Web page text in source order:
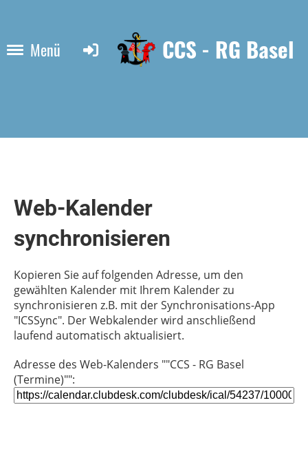
Menü CCS - RG Basel
Web-Kalender
synchronisieren
Kopieren Sie auf folgenden Adresse, um den
gewählten Kalender mit Ihrem Kalender zu
synchronisieren z.B. mit der Synchronisations-App
"ICSSync". Der Webkalender wird anschließend
laufend automatisch aktualisiert.
Adresse des Web-Kalenders ""CCS - RG Basel
(Termine)"":